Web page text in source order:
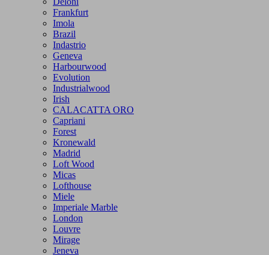
Frankfurt
Imola
Brazil
Indastrio
Geneva
Harbourwood
Evolution
Industrialwood
Irish
CALACATTA ORO
Capriani
Forest
Kronewald
Madrid
Loft Wood
Micas
Lofthouse
Miele
Imperiale Marble
London
Louvre
Mirage
Jeneva